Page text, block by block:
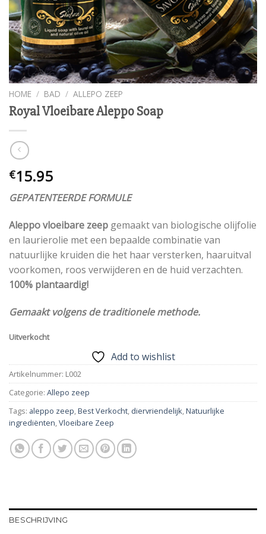
HOME / BAD / ALLEPO ZEEP
Royal Vloeibare Aleppo Soap
€15.95
GEPATENTEERDE FORMULE
Aleppo vloeibare zeep gemaakt van biologische olijfolie
en laurierolie met een bepaalde combinatie van
natuurlijke kruiden die het haar versterken, haaruitval
voorkomen, roos verwijderen en de huid verzachten.
100% plantaardig!
Gemaakt volgens de traditionele methode.
Uitverkocht
Add to wishlist
Artikelnummer: L002
Categorie: Allepo zeep
Tags: aleppo zeep,Best Verkocht, diervriendelijk,Natuurlijke
ingrediënten,Vloeibare Zeep
BESCHRIJVING